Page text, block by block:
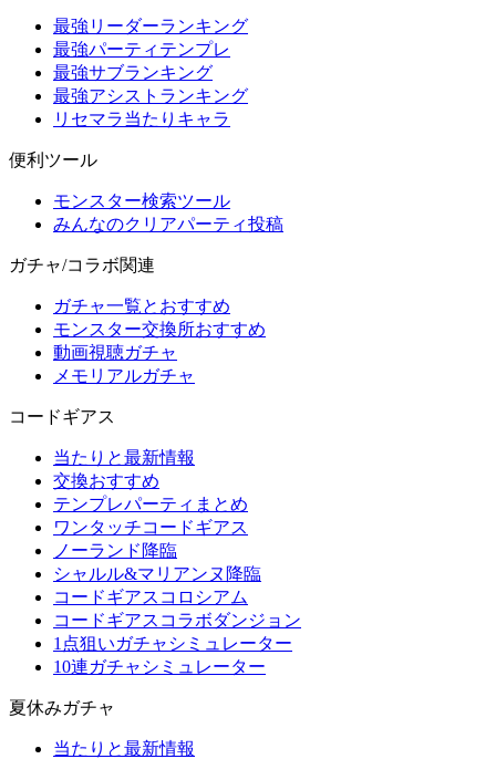
最強リーダーランキング
最強パーティテンプレ
最強サブランキング
最強アシストランキング
リセマラ当たりキャラ
便利ツール
モンスター検索ツール
みんなのクリアパーティ投稿
ガチャ/コラボ関連
ガチャ一覧とおすすめ
モンスター交換所おすすめ
動画視聴ガチャ
メモリアルガチャ
コードギアス
当たりと最新情報
交換おすすめ
テンプレパーティまとめ
ワンタッチコードギアス
ノーランド降臨
シャルル&マリアンヌ降臨
コードギアスコロシアム
コードギアスコラボダンジョン
1点狙いガチャシミュレーター
10連ガチャシミュレーター
夏休みガチャ
当たりと最新情報